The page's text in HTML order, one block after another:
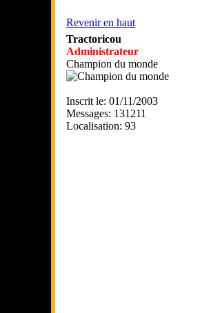
Revenir en haut
Tractoricou
Administrateur
Champion du monde
Inscrit le: 01/11/2003
Messages: 131211
Localisation: 93